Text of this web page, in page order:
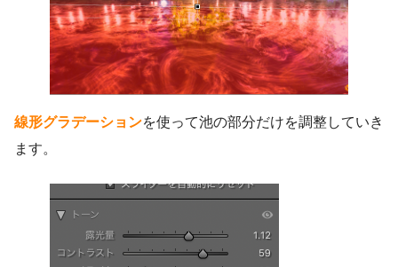
線形グラデーションを使って池の部分だけを調整していき
ます。